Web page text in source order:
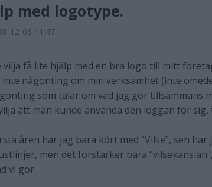
med logotype.
12-03 11:47
vilja få lite hjälp med en bra logo till mitt
inte någonting om min verksamhet (inte
som talar om vad jag gör tillsammans
att man kunde använda den loggan för
åren har jag bara kört med "Vilse", sen
men det förstärker bara
vi gör.